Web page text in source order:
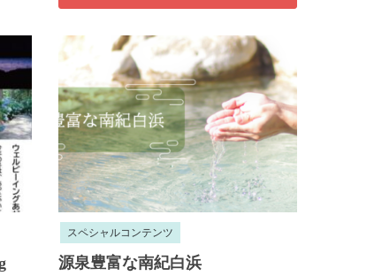
スペシャルコンテンツ
源泉豊富な南紀白浜